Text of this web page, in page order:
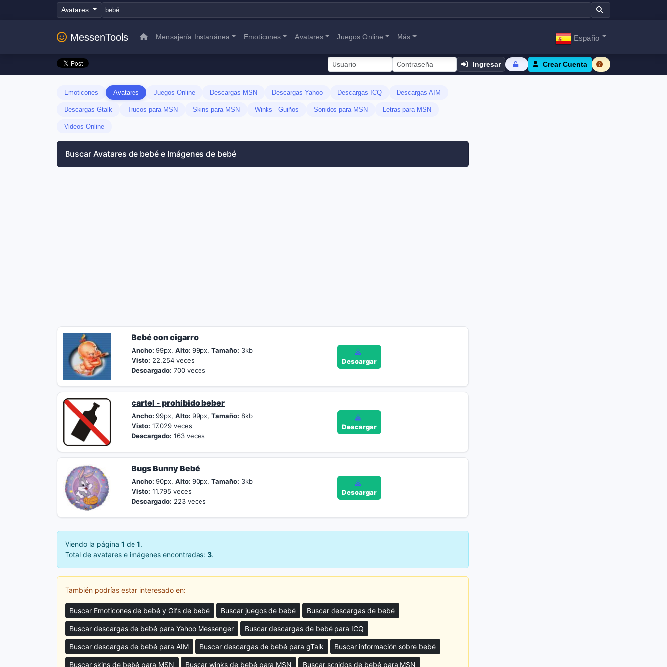
Avatares
MessenTools Mensajería Instanánea Emoticones Avatares Juegos Online Más Español
Ingresar Crear Cuenta
Emoticones Avatares Juegos Online Descargas MSN Descargas Yahoo Descargas ICQ Descargas AIM
Descargas Gtalk Trucos para MSN Skins para MSN Winks - Guiños Sonidos para MSN Letras para MSN
Videos Online
Buscar Avatares de bebé e Imágenes de bebé
Bebé con cigarro
Ancho:99px,Alto:99px,Tamaño: 3kb
Visto: 22.254 veces
Descargado: 700 veces
Descargar
cartel - prohibido beber
Ancho:99px,Alto:99px,Tamaño: 8kb
Visto: 17.029 veces
Descargado: 163 veces
Descargar
Bugs Bunny Bebé
Ancho:90px,Alto:90px,Tamaño: 3kb
Visto: 11.795 veces
Descargado: 223 veces
Descargar
Viendo la página 1 de 1.
Total de avatares e imágenes encontradas: 3.
También podrías estar interesado en:
Buscar Emoticones de bebé y Gifs de bebé Buscar juegos de bebé Buscar descargas de bebé
Buscar descargas de bebé para Yahoo Messenger Buscar descargas de bebé para ICQ
Buscar descargas de bebé para AIM Buscar descargas de bebé para gTalk Buscar información sobre bebé
Buscar skins de bebé para MSN Buscar winks de bebé para MSN Buscar sonidos de bebé para MSN